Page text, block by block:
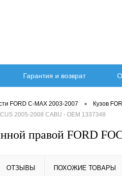
Гарантия и возврат
FORD C-MAX 2003-2007 • Кузов
2005-2008 CABU - OEM 1337348
правой FORD
ОТЗЫВЫ ПОХОЖИЕ ТОВАРЫ